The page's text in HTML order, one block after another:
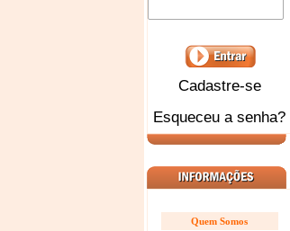
Cadastre-se
Esqueceu a senha?
Quem Somos